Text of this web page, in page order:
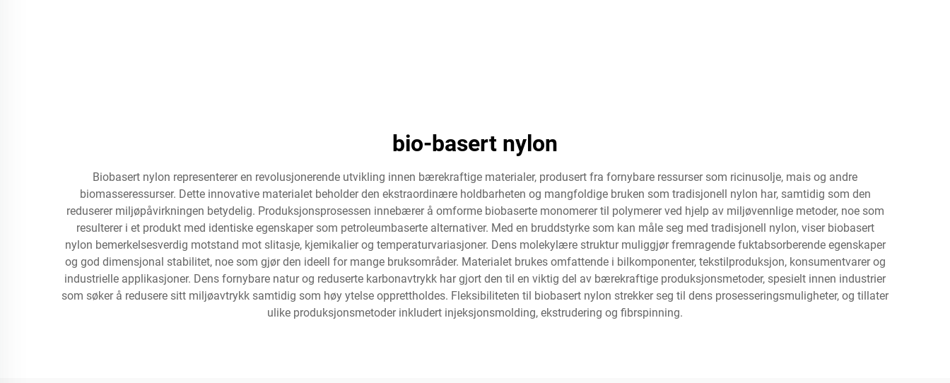
bio-basert nylon
Biobasert nylon representerer en revolusjonerende utvikling innen bærekraftige materialer, produsert fra fornybare ressurser som ricinusolje, mais og andre
biomasseressurser. Dette innovative materialet beholder den ekstraordinære holdbarheten og mangfoldige bruken som tradisjonell nylon har, samtidig som den
reduserer miljøpåvirkningen betydelig. Produksjonsprosessen innebærer å omforme biobaserte monomerer til polymerer ved hjelp av miljøvennlige metoder, noe som
resulterer i et produkt med identiske egenskaper som petroleumbaserte alternativer. Med en bruddstyrke som kan måle seg med tradisjonell nylon, viser biobasert
nylon bemerkelsesverdig motstand mot slitasje, kjemikalier og temperaturvariasjoner. Dens molekylære struktur muliggjør fremragende fuktabsorberende egenskaper
og god dimensjonal stabilitet, noe som gjør den ideell for mange bruksområder. Materialet brukes omfattende i bilkomponenter, tekstilproduksjon, konsumentvarer og
industrielle applikasjoner. Dens fornybare natur og reduserte karbonavtrykk har gjort den til en viktig del av bærekraftige produksjonsmetoder, spesielt innen industrier
som søker å redusere sitt miljøavtrykk samtidig som høy ytelse opprettholdes. Fleksibiliteten til biobasert nylon strekker seg til dens prosesseringsmuligheter, og tillater
ulike produksjonsmetoder inkludert injeksjonsmolding, ekstrudering og fibrspinning.